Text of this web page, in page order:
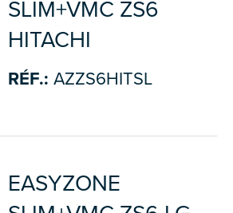
SLIM+VMC ZS6
HITACHI
RÉF.: AZZS6HITSL
EASYZONE